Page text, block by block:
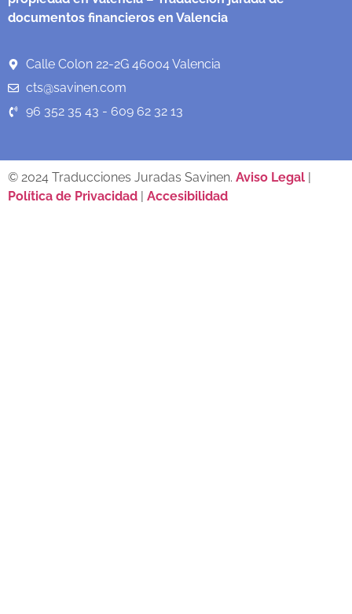
documentos financieros en Valencia
Calle Colon 22-2G 46004 Valencia
cts@savinen.com
96 352 35 43 - 609 62 32 13
© 2024 Traducciones Juradas Savinen. Aviso Legal |
Política de Privacidad | Accesibilidad